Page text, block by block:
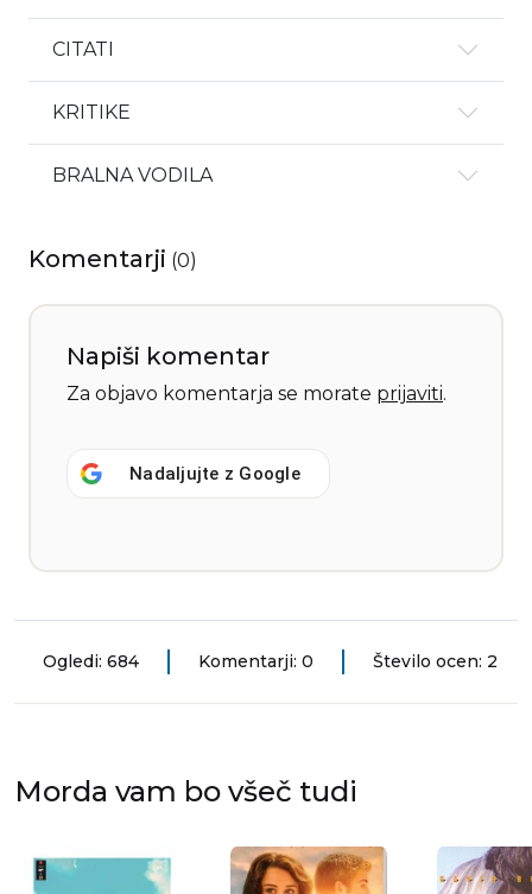
CITATI
KRITIKE
BRALNA VODILA
Komentarji (0)
Napiši komentar
Za objavo komentarja se morate prijaviti.
Nadaljujte z Google
Ogledi: 684 Komentarji: 0 Število ocen: 2
Morda vam bo všeč tudi